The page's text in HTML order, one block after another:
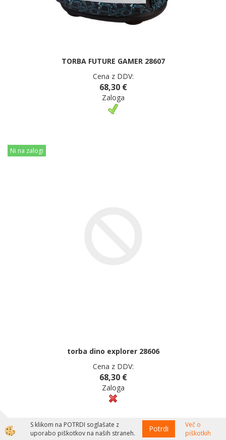
TORBA FUTURE GAMER 28607
Cena z DDV:
68,30 €
Zaloga
Ni na zalogi
torba dino explorer 28606
Cena z DDV:
68,30 €
Zaloga
S klikom na POTRDI soglašate z
uporabo piškotkov na naših straneh.
Potrdi
Več o
piškotkih